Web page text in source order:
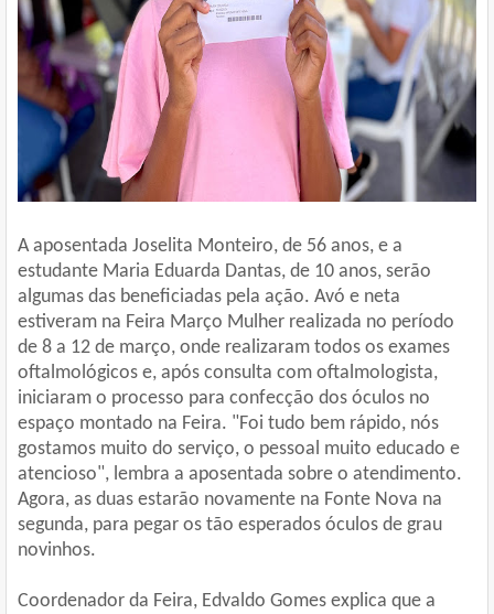
A aposentada Joselita Monteiro, de 56 anos, e a
estudante Maria Eduarda Dantas, de 10 anos, serão
algumas das beneficiadas pela ação. Avó e neta
estiveram na Feira Março Mulher realizada no período
de 8 a 12 de março, onde realizaram todos os exames
oftalmológicos e, após consulta com oftalmologista,
iniciaram o processo para confecção dos óculos no
espaço montado na Feira. "Foi tudo bem rápido, nós
gostamos muito do serviço, o pessoal muito educado e
atencioso", lembra a aposentada sobre o atendimento.
Agora, as duas estarão novamente na Fonte Nova na
segunda, para pegar os tão esperados óculos de grau
novinhos.
Coordenador da Feira, Edvaldo Gomes explica que a